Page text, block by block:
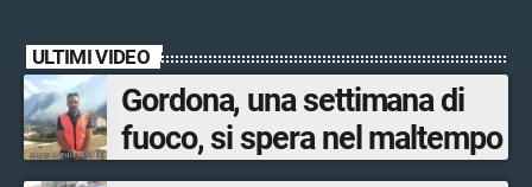
ULTIMI VIDEO
Gordona, una settimana di
fuoco, si spera nel maltempo